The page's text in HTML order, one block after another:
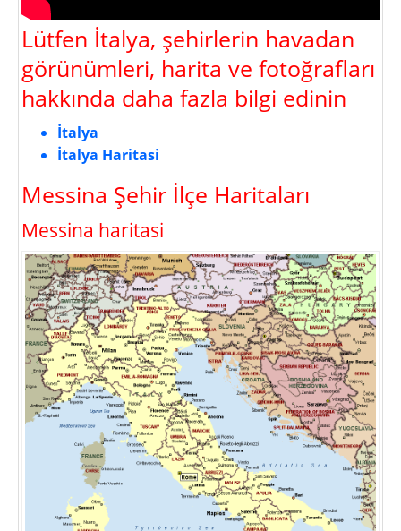
Lütfen İtalya, şehirlerin havadan
görünümleri, harita ve fotoğrafları
hakkında daha fazla bilgi edinin
İtalya
İtalya Haritasi
Messina Şehir İlçe Haritaları
Messina haritasi